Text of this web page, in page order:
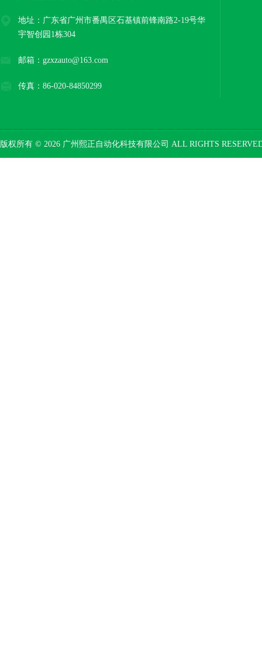
地址：广东省广州市番禺区石基镇前锋南路2-19号华
宇智创园1栋304
邮箱：gzxzauto@163.com
传真：86-020-84850299
版权所有 © 2026 广州熙正自动化科技有限公司 ALL RIGHTS